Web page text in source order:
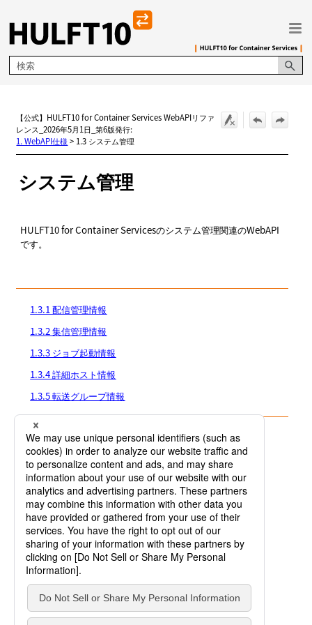
メイン コンテンツにスキップ
【公式】HULFT10 for Container Services WebAPIリファ
レンス_2026年5月1日_第6版発行:
1. WebAPI仕様> 1.3 システム管理
システム管理
HULFT10 forContainer Servicesのシステム管理関連のWebAPI
です。
1.3.1 配信管理情報
1.3.2 集信管理情報
1.3.3 ジョブ起動情報
1.3.4 詳細ホスト情報
1.3.5 転送グループ情報